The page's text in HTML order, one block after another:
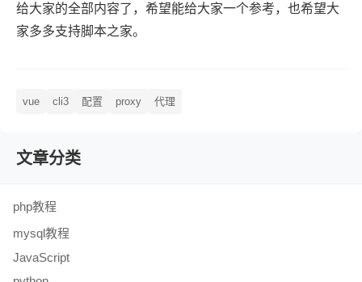
给大家的全部内容了，希望能给大家一个参考，也希望大
家多多支持脚本之家。
vue cli3 配置 proxy 代理
文章分类
php教程
mysql教程
JavaScript